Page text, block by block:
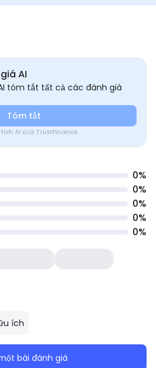
AI
tóm tắt tất cả các đánh giá
Tóm tắt
AI của TrustFinance
0%
0%
0%
0%
0%
ích
bài đánh giá